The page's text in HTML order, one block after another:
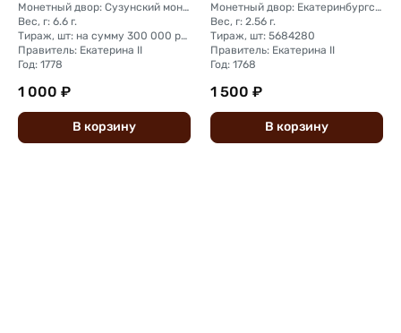
Монетный двор: Сузунский монетный двор (Сибирь)
Вес, г: 6.6 г.
Тираж, шт: на сумму 300 000 рублей (сумма 10 копеек + 5 копеек +2 копейки + 1 копейка + денга + полушка)
Правитель: Екатерина II
Год: 1778
1 000 ₽
В корзину
Монетный двор: Екатеринбургский монетный двор
Вес, г: 2.56 г.
Тираж, шт: 5684280
Правитель: Екатерина II
Год: 1768
1 500 ₽
В корзину